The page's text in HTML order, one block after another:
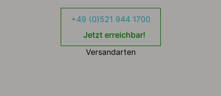
+49 (0)521 944 1700
Jetzt erreichbar!
Versandarten